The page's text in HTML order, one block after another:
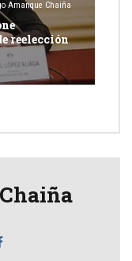
Amanque Chaiña
reelección